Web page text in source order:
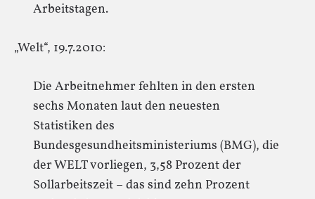
Arbeitstagen.
„Welt“, 19.7.2010:
Die Arbeitnehmer fehlten in den ersten
sechs Monaten laut den neuesten
Statistiken des
Bundesgesundheitsministeriums (BMG), die
der WELT vorliegen, 3,58 Prozent der
Sollarbeitszeit – das sind zehn Prozent